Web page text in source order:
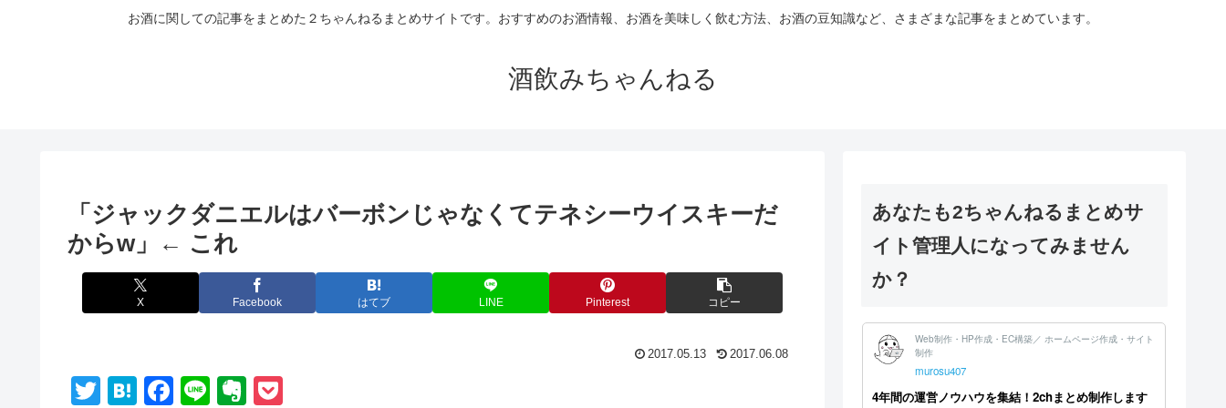
お酒に関しての記事をまとめた２ちゃんねるまとめサイトです。おすすめのお酒情報、お酒を美味しく飲む方法、お酒の豆知識など、さまざまな記事をまとめています。
酒飲みちゃんねる
「ジャックダニエルはバーボンじゃなくてテネシーウイスキーだ
からw」← これ
X Facebook はてブ LINE Pinterest コピー
2017.05.13 2017.06.08
T
H
F
Li
E
あなたも2ちゃんねるまとめサ
イト管理人になってみません
か？